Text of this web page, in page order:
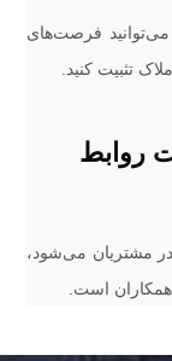
فرصت‌های
تثبیت کنید.
روابط
در مشتریان می‌شود،
همکاران است.